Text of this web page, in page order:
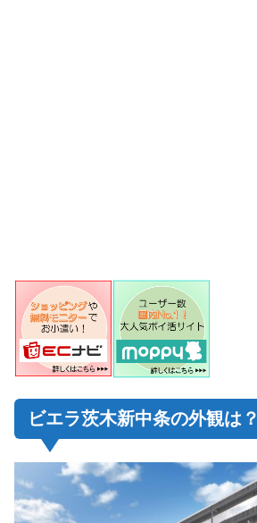
ビエラ茨木新中条の外観は？